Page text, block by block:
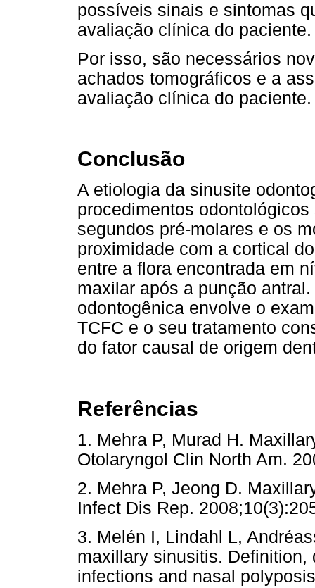
possíveis sinais e sintomas
avaliação clínica do paciente.
Por isso, são necessários
achados tomográficos e a
avaliação clínica do paciente.
Conclusão
A etiologia da sinusite
procedimentos
segundos pré-molares e os
proximidade com a cortical
entre a flora encontrada em
maxilar após a punção
odontogênica envolve o
TCFC e o seu tratamento
do fator causal de origem
Referências
1. Mehra P, Murad H.
Otolaryngol Clin North
2. Mehra P, Jeong D.
Infect Dis Rep.
3. Melén I, Lindahl L,
maxillary sinusitis.
infections and nasal